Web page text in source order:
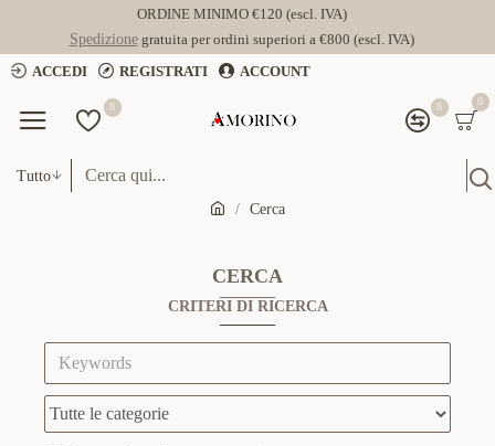
ORDINE MINIMO €120 (escl. IVA)
Spedizionegratuita per ordini superiori a €800 (escl. IVA)
ACCEDI
REGISTRATI ACCOUNT
0 0 0
Tutto
Cerca
CERCA
CRITERI DI RICERCA